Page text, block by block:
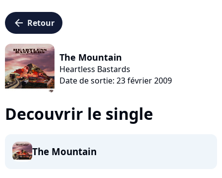
arrow_left Retour
The Mountain
Heartless Bastards
Date de sortie: 23 février 2009
Decouvrir le single
The Mountain